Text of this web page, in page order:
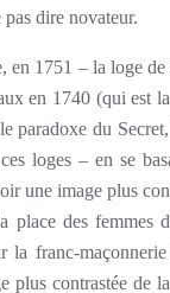
dire novateur.
en 1751 – la loge de
en 1740 (qui est
paradoxe du
loges – en se
une image plus
place des femmes
la franc-
contrastée de